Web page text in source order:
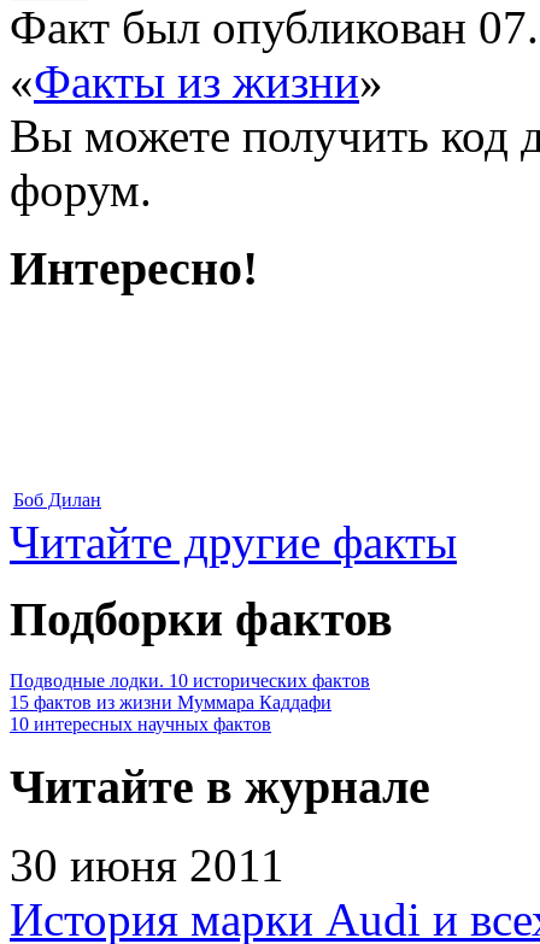
Факт был опубликован
«Факты из жизни»
Вы можете получить код
форум.
Интересно!
Боб Дилан
Читайте другие факты
Подборки фактов
Подводные лодки. 10 исторических фактов
15 фактов из жизни Муммара Каддафи
10 интересных научных фактов
Читайте в журнале
30 июня 2011
История марки Audi и